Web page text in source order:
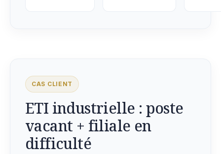
CAS CLIENT
ETI industrielle : poste
vacant + filiale en
difficulté